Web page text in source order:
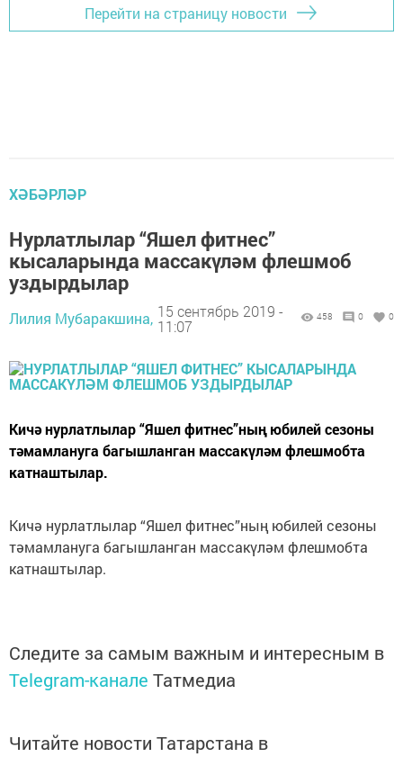
Перейти на страницу новости
ХӘБӘРЛӘР
Нурлатлылар “Яшел фитнес”
кысаларында массакүләм флешмоб
уздырдылар
Лилия Мубаракшина, 15 сентябрь 2019 -
11:07
458 0 0
Кичә нурлатлылар “Яшел фитнес”ның юбилей сезоны
тәмамлануга багышланган массакүләм флешмобта
катнаштылар.
Кичә нурлатлылар “Яшел фитнес”ның юбилей сезоны
тәмамлануга багышланган массакүләм флешмобта
катнаштылар.
Следите за самым важным и интересным в
Telegram-канале Татмедиа
Читайте новости Татарстана в